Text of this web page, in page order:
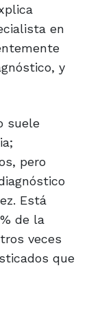
en
y
suele
pero
Está
de la
veces
que